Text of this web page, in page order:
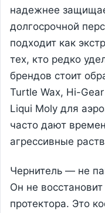
надежнее
долгосрочной
подходит как
тех, кто редко
брендов стоит
Turtle Wax, Hi-
Liqui Moly для
часто дают
агрессивные
Чернитель — не
Он не
протектора. Это